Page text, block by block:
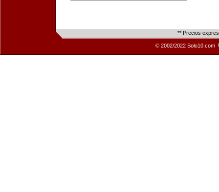
** Precios
© 2002/2022 Solo10.com